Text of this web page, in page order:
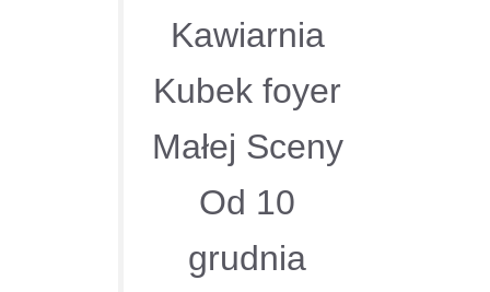
Kawiarnia
Kubek foyer
Małej Sceny
Od 10
grudnia